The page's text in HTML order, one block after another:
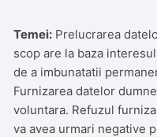
Temei: Prelucrarea
scop are la baza
de a imbunatatii
Furnizarea datelor
voluntara. Refuzul
va avea urmari negative